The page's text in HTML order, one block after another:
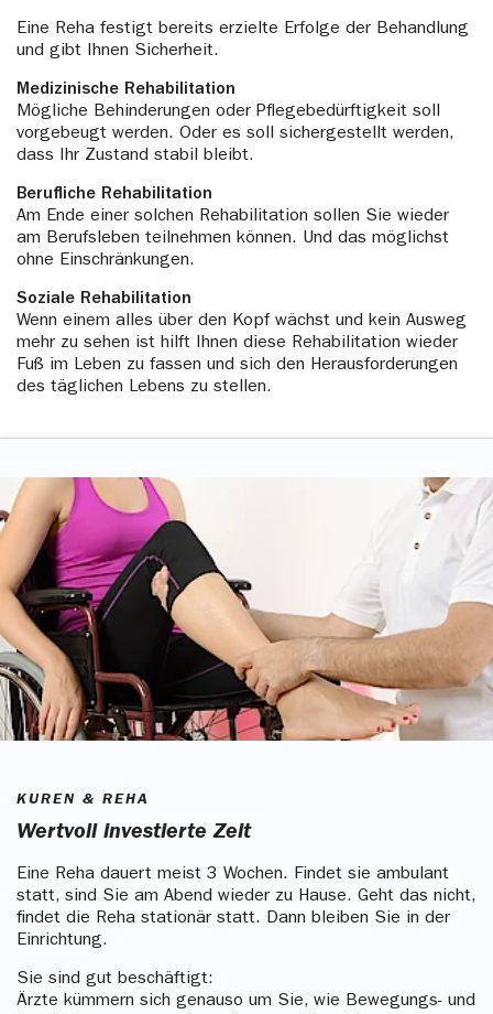
Eine Reha festigt bereits erzielte Erfolge der Behandlung
und gibt Ihnen Sicherheit.
Medizinische Rehabilitation
Mögliche Behinderungen oder Pflegebedürftigkeit soll
vorgebeugt werden. Oder es soll sichergestellt werden,
dass Ihr Zustand stabil bleibt.
Berufliche Rehabilitation
Am Ende einer solchen Rehabilitation sollen Sie wieder
am Berufsleben teilnehmen können. Und das möglichst
ohne Einschränkungen.
Soziale Rehabilitation
Wenn einem alles über den Kopf wächst und kein Ausweg
mehr zu sehen ist hilft Ihnen diese Rehabilitation wieder
Fuß im Leben zu fassen und sich den Herausforderungen
des täglichen Lebens zu stellen.
KUREN & REHA
Wertvoll investierte Zeit
Eine Reha dauert meist 3 Wochen. Findet sie ambulant
statt, sind Sie am Abend wieder zu Hause. Geht das nicht,
findet die Reha stationär statt. Dann bleiben Sie in der
Einrichtung.
Sie sind gut beschäftigt:
Ärzte kümmern sich genauso um Sie, wie Bewegungs- und